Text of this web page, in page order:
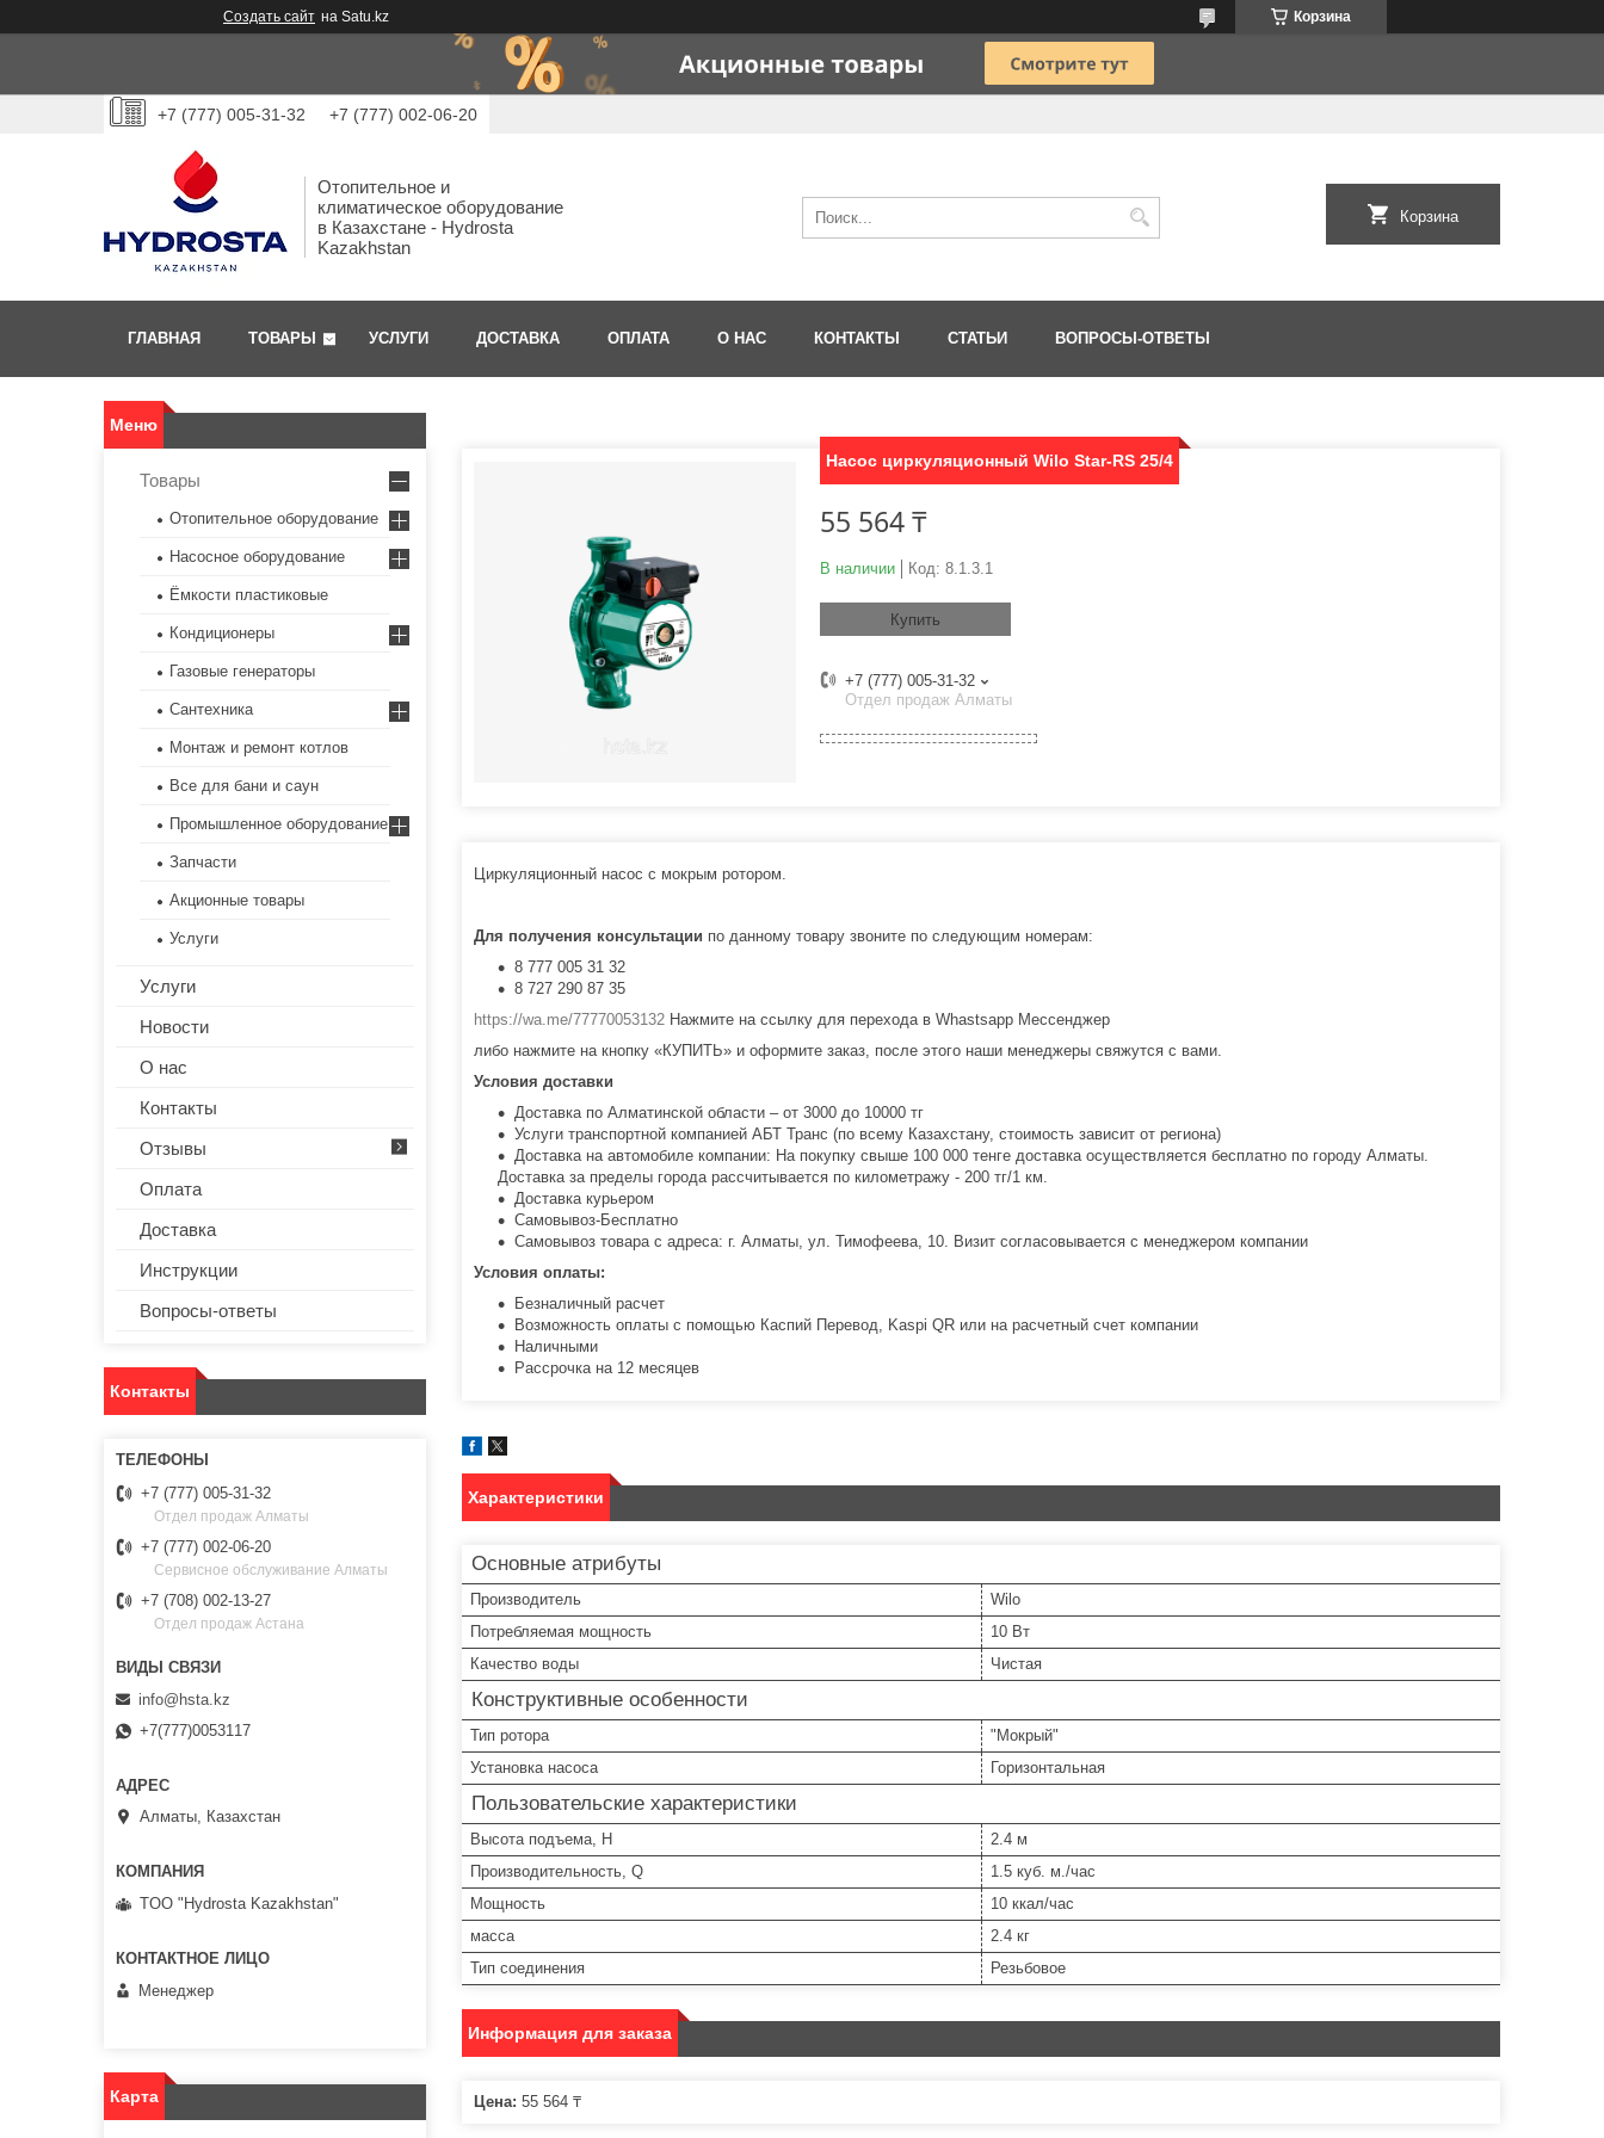
Создать сайт на Satu.kz Корзина
+7 (777) 005-31-32 +7 (777) 002-06-20
Отопительное и
климатическое оборудование
в Казахстане - Hydrosta
Kazakhstan
Корзина
ГЛАВНАЯ ТОВАРЫ УСЛУГИ ДОСТАВКА ОПЛАТА О НАС КОНТАКТЫ СТАТЬИ ВОПРОСЫ-ОТВЕТЫ
Насос циркуляционный Wilo Star-RS 25/4
55 564 ₸
В наличии Код: 8.1.3.1
Купить
+7 (777) 005-31-32
Отдел продаж Алматы
Циркуляционный насос с мокрым ротором.
Для получения консультации по данному товару звоните по следующим номерам:
8 777 005 31 32
8 727 290 87 35
https://wa.me/77770053132 Нажмите на ссылку для перехода в Whastsapp Мессенджер
либо нажмите на кнопку «КУПИТЬ» и оформите заказ, после этого наши менеджеры свяжутся с вами.
Условия доставки
Доставка по Алматинской области – от 3000 до 10000 тг
Услуги транспортной компанией АБТ Транс (по всему Казахстану, стоимость зависит от региона)
Доставка на автомобиле компании: На покупку свыше 100 000 тенге доставка осуществляется бесплатно по городу Алматы.
Доставка за пределы города рассчитывается по километражу - 200 тг/1 км.
Доставка курьером
Самовывоз-Бесплатно
Самовывоз товара с адреса: г. Алматы, ул. Тимофеева, 10. Визит согласовывается с менеджером компании
Условия оплаты:
Безналичный расчет
Возможность оплаты с помощью Каспий Перевод, Kaspi QR или на расчетный счет компании
Наличными
Рассрочка на 12 месяцев
Характеристики
Основные атрибуты
Производитель
Wilo
Потребляемая мощность
10 Вт
Качество воды
Чистая
Конструктивные особенности
Тип ротора
"Мокрый"
Установка насоса
Горизонтальная
Пользовательские характеристики
Высота подъема, H
2.4 м
Производительность, Q
1.5 куб. м./час
Мощность
10 ккал/час
масса
2.4 кг
Тип соединения
Резьбовое
Информация для заказа
Цена: 55 564 ₸
Товары
Отопительное оборудование
Насосное оборудование
Ёмкости пластиковые
Кондиционеры
Газовые генераторы
Сантехника
Монтаж и ремонт котлов
Все для бани и саун
Промышленное оборудование
Запчасти
Акционные товары
Услуги
Услуги
Новости
О нас
Контакты
Отзывы
Оплата
Доставка
Инструкции
Вопросы-ответы
Контакты
+7 (777) 005-31-32
Отдел продаж Алматы
+7 (777) 002-06-20
Сервисное обслуживание Алматы
+7 (708) 002-13-27
Отдел продаж Астана
info@hsta.kz
+7(777)0053117
Алматы, Казахстан
TOO "Hydrosta Kazakhstan"
Менеджер
Карта